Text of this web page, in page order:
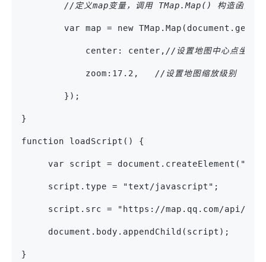
//定义map变量，调用 TMap.Map() 构造函数创
var map = new
            center: center,
//设置地图中心点坐标
            zoom:17.2,
//设置地图缩放级别
        });
}
function loadScript() {
var script =
     script.type = "text/javascript";
script.src = "https://map.qq.com/api/
     document.body.appendChild(script);
}